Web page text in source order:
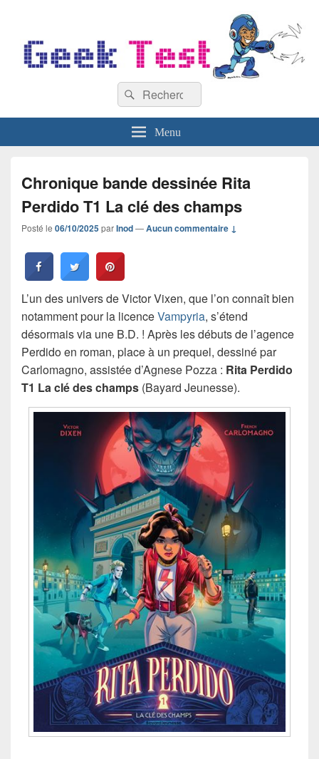
Recherche :
Rechercher
Menu
Chronique bande dessinée Rita
Perdido T1 La clé des champs
Posté le 06/10/2025parInod—Aucun commentaire ↓
L’un des univers de Victor Vixen, que l’on connaît bien
notamment pour la licenceVampyria, s’étend
désormais via une B.D. ! Après les débuts de l’agence
Perdido en roman, place à un prequel, dessiné par
Carlomagno, assistée d’Agnese Pozza : Rita Perdido
T1 La clé des champs (Bayard Jeunesse).